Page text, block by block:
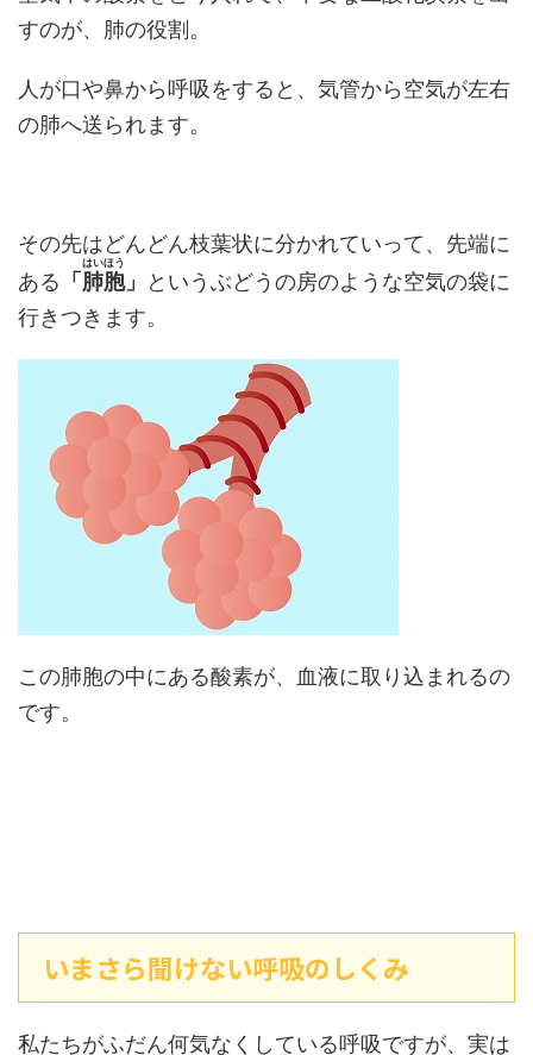
すのが、肺の役割。
人が口や鼻から呼吸をすると、気管から空気が左右
の肺へ送られます。
その先はどんどん枝葉状に分かれていって、先端に
ある 「 肺胞
はいほう
」
というぶどうの房のような空気の袋に
行きつきます。
この肺胞の中にある酸素が、血液に取り込まれるの
です。
いまさら聞けない呼吸のしくみ
私たちがふだん何気なくしている呼吸ですが、実は